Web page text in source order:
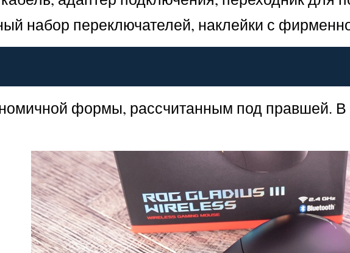
набор переключателей, наклейки с
формы, рассчитанным под правшей.